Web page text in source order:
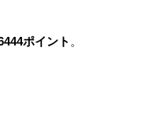
ポイント 。